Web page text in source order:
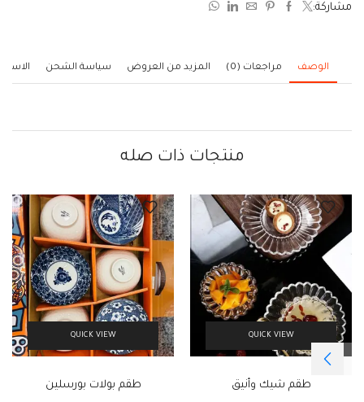
مشاركة:
الوصف مراجعات (0) المزيد من العروض سياسة الشحن
منتجات ذات صله
QUICK VIEW
طقم شيك وأنيق
QUICK VIEW
طقم بولات بورسلين